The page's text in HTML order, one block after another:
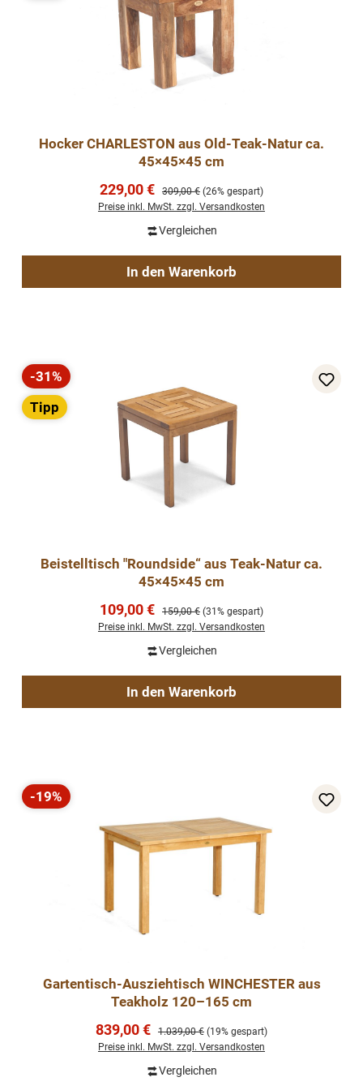
Hocker CHARLESTON aus Old-Teak-Natur ca.
45×45×45 cm
Verkaufspreis:
229,00 € Regulärer Preis:
309,00 € (26% gespart)
Preise inkl. MwSt. zzgl. Versandkosten
Vergleichen
In den Warenkorb
Rabatt
-31%
Tipp
Beistelltisch "Roundside“ aus Teak-Natur ca.
45×45×45 cm
Verkaufspreis:
109,00 € Regulärer Preis:
159,00 € (31% gespart)
Preise inkl. MwSt. zzgl. Versandkosten
Vergleichen
In den Warenkorb
Rabatt
-19%
Gartentisch-Ausziehtisch WINCHESTER aus
Teakholz 120–165 cm
Verkaufspreis:
839,00 € Regulärer Preis:
1.039,00 € (19% gespart)
Preise inkl. MwSt. zzgl. Versandkosten
Vergleichen